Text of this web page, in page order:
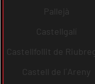
Pallejà
Castellgalí
Castellfollit de
Castell de l´Areny